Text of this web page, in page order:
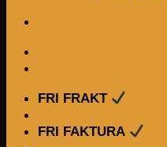
FRI FRAKT
FRI FAKTURA